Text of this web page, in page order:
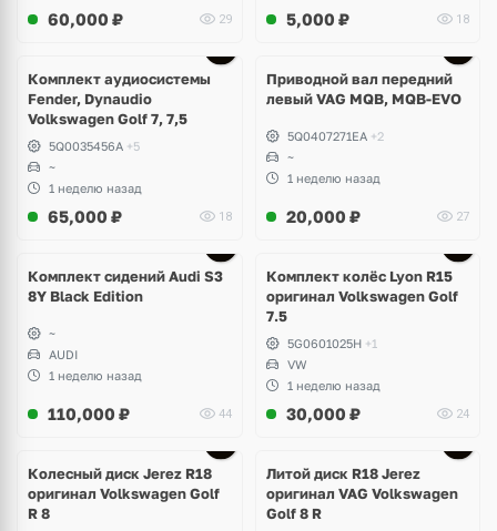
60,000 ₽ 29 5,000 ₽ 18
Комплект аудиосистемы
Fender, Dynaudio
Volkswagen Golf 7, 7,5
5Q0035456A +5
~
1 неделю назад
65,000 ₽ 18
Приводной вал передний
левый VAG MQB, MQB-EVO
5Q0407271EA +2
~
1 неделю назад
20,000 ₽ 27
Комплект сидений Audi S3
8Y Black Edition
~
AUDI
1 неделю назад
110,000 ₽ 44
Комплект колёс Lyon R15
оригинал Volkswagen Golf
7.5
5G0601025H +1
VW
1 неделю назад
30,000 ₽ 24
Колесный диск Jerez R18
оригинал Volkswagen Golf
R 8
Литой диск R18 Jerez
оригинал VAG Volkswagen
Golf 8 R